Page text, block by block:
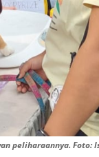
peliharaannya. Foto: